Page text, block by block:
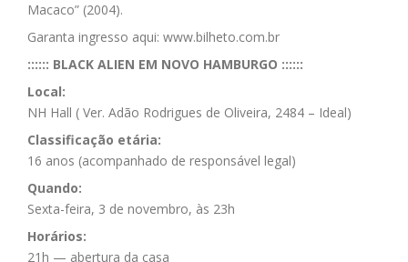
Macaco” (2004).
Garanta ingresso aqui: www.bilheto.com.br
:::::: BLACK ALIEN EM NOVO HAMBURGO ::::::
Local:
NH Hall ( Ver. Adão Rodrigues de Oliveira, 2484 – Ideal)
Classificação etária:
16 anos (acompanhado de responsável legal)
Quando:
Sexta-feira, 3 de novembro, às 23h
Horários:
21h — abertura da casa